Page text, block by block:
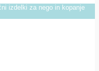
izdelki za nego in kopanje